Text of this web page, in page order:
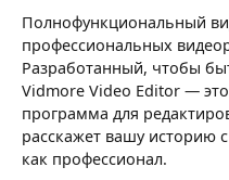
Полнофункциональный
профессиональных
Разработанный, чтобы
Vidmore Video Editor —
программа для
расскажет вашу
как профессионал.